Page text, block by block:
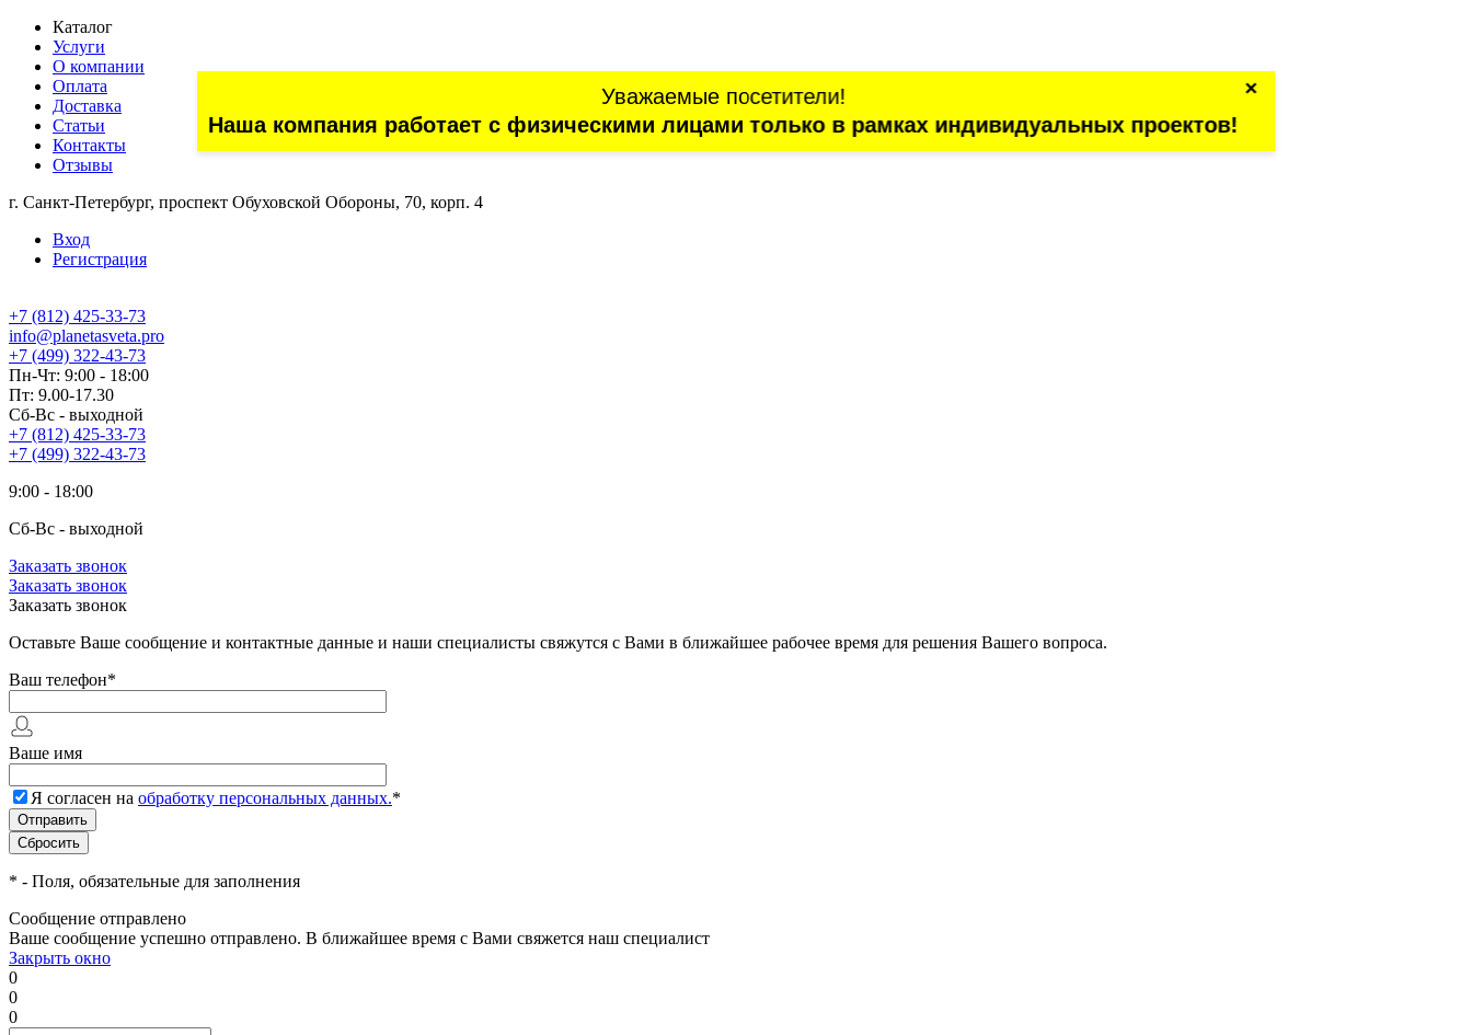
Каталог
Услуги
О компании
Оплата
Доставка
Статьи
Контакты
Отзывы
г. Санкт-Петербург, проспект Обуховской Обороны, 70, корп. 4
Вход
Регистрация
+7 (812) 425-33-73
Уважаемые посетители!
Наша компания работает с физическими лицами только в рамках индивидуальных проектов!
×
info@planetasveta.pro
+7 (499) 322-43-73
Пн-Чт: 9:00 - 18:00
Пт: 9.00-17.30
Сб-Вс - выходной
+7 (812) 425-33-73
+7 (499) 322-43-73
9:00 - 18:00
Сб-Вс - выходной
Заказать звонок
Заказать звонок
Заказать звонок
Оставьте Ваше сообщение и контактные данные и наши специалисты свяжутся с Вами в ближайшее рабочее время для решения Вашего вопроса.
Ваш телефон*
Ваше имя
Я согласен на обработку персональных данных.*
* - Поля, обязательные для заполнения
Сообщение отправлено
Ваше сообщение успешно отправлено. В ближайшее время с Вами свяжется наш специалист
Закрыть окно
0
0
0